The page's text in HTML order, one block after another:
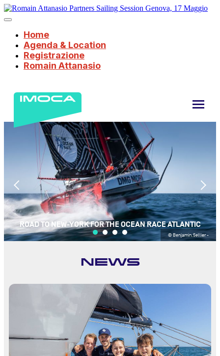
Home
Agenda & Location
Registrazione
Romain Attanasio